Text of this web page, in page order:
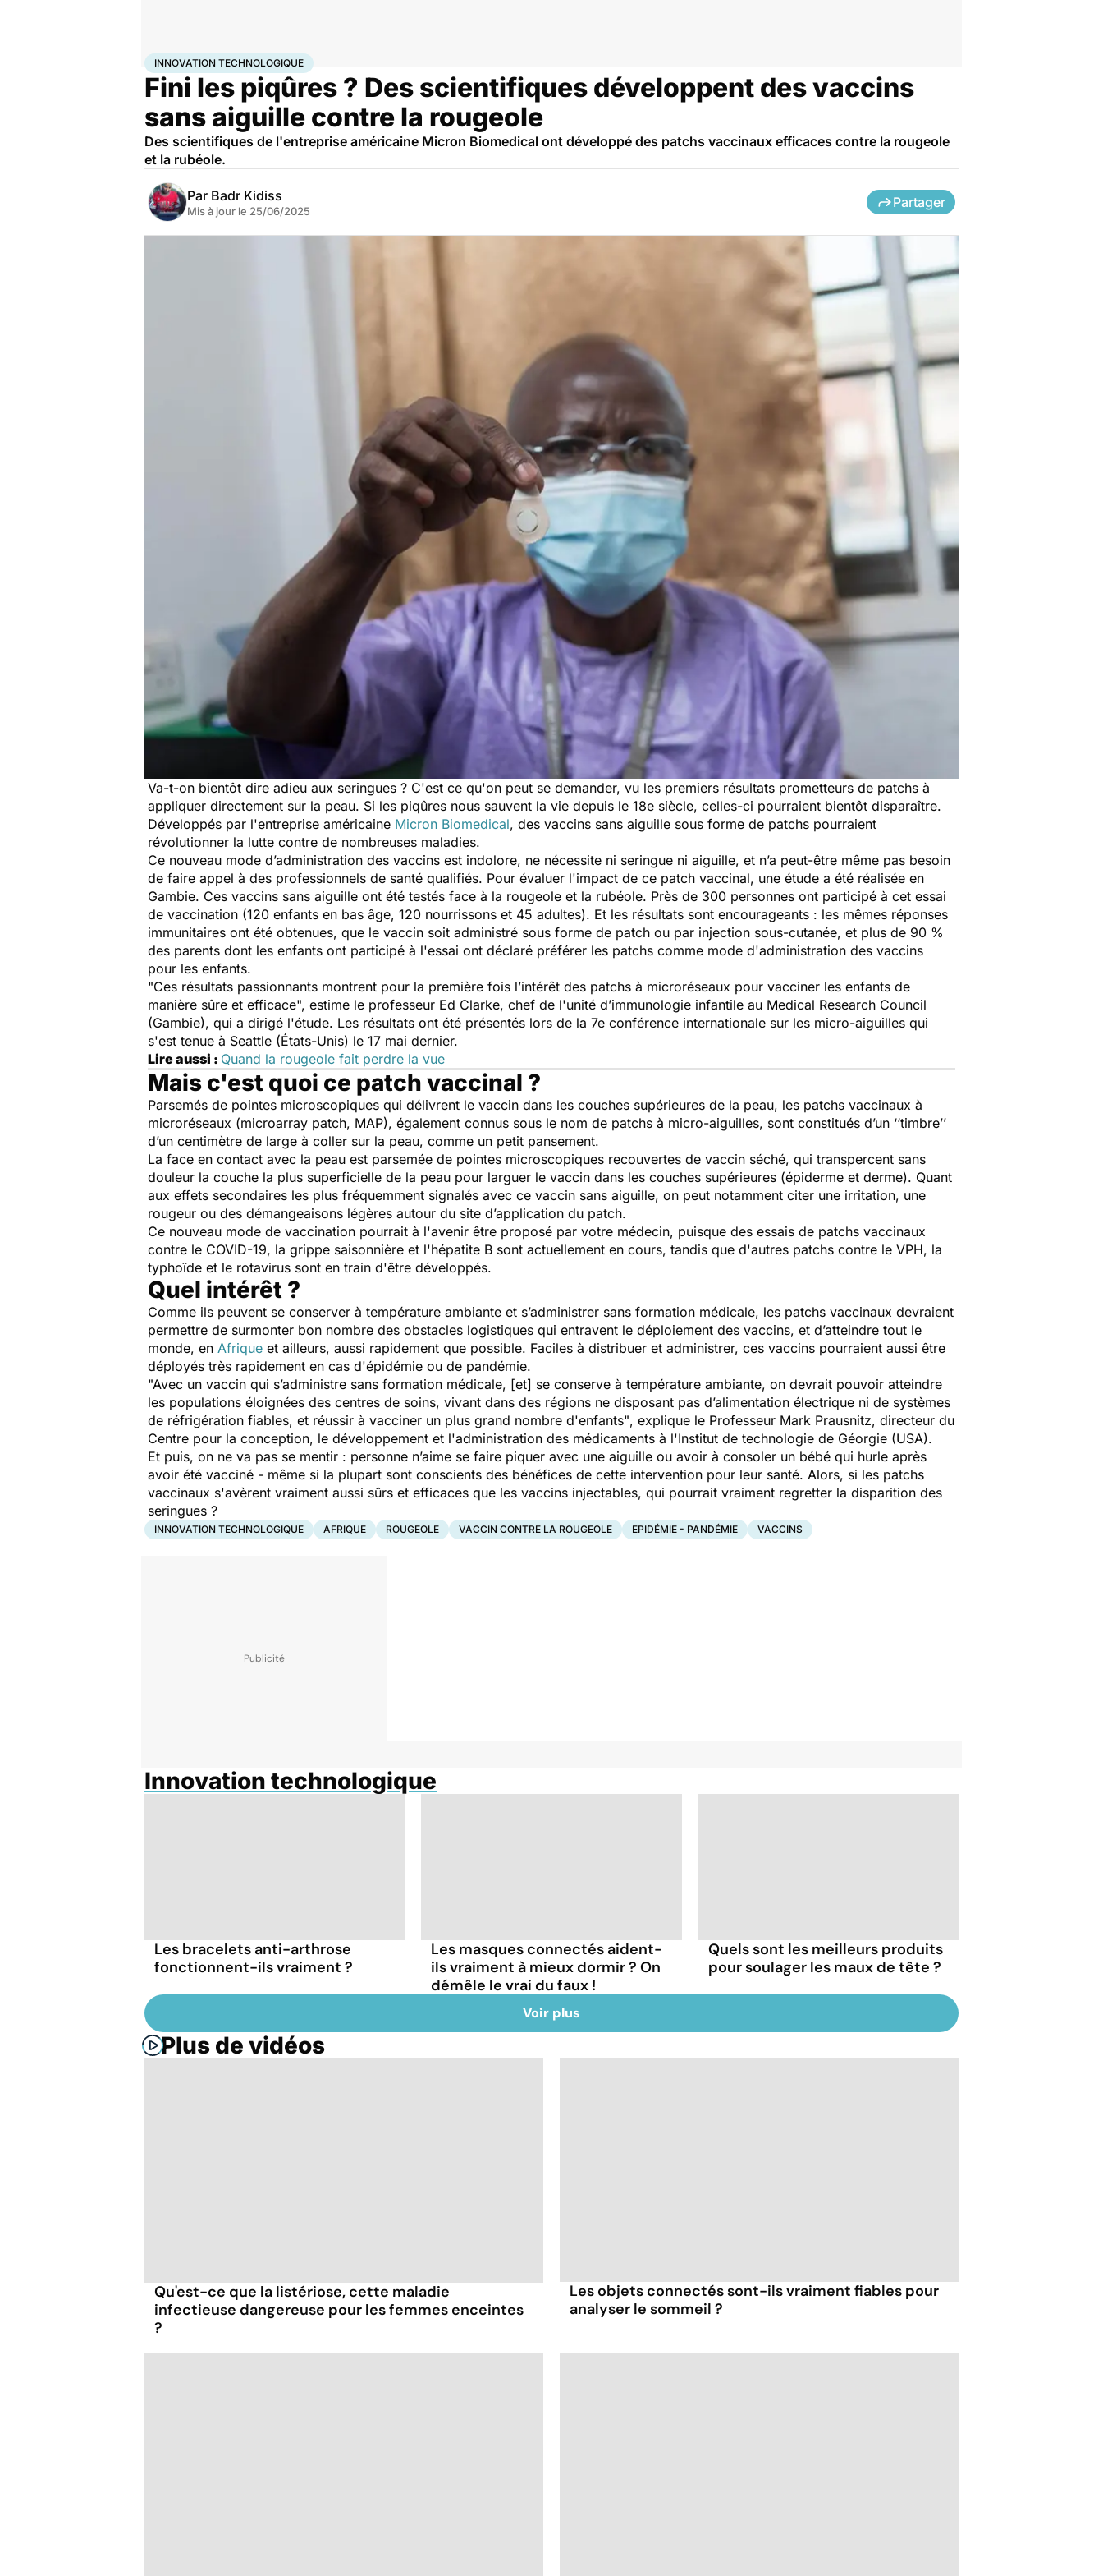
AccueilSantéMédicamentsInnovation technologique
INNOVATION TECHNOLOGIQUE
Fini les piqûres ? Des scientifiques développent des vaccins
sans aiguille contre la rougeole
Des scientifiques de l'entreprise américaine Micron Biomedical ont développé des patchs vaccinaux efficaces contre la rougeole
et la rubéole.
Par Badr Kidiss
Mis à jour le 25/06/2025
Partager
Va-t-on bientôt dire adieu aux seringues ? C'est ce qu'on peut se demander, vu les premiers résultats prometteurs de patchs à
appliquer directement sur la peau. Si les piqûres nous sauvent la vie depuis le 18e siècle, celles-ci pourraient bientôt disparaître.
Développés par l'entreprise américaine Micron Biomedical, des vaccins sans aiguille sous forme de patchs pourraient
révolutionner la lutte contre de nombreuses maladies.
Ce nouveau mode d’administration des vaccins est indolore, ne nécessite ni seringue ni aiguille, et n’a peut-être même pas besoin
de faire appel à des professionnels de santé qualifiés. Pour évaluer l'impact de ce patch vaccinal, une étude a été réalisée en
Gambie. Ces vaccins sans aiguille ont été testés face à la rougeole et la rubéole. Près de 300 personnes ont participé à cet essai
de vaccination (120 enfants en bas âge, 120 nourrissons et 45 adultes). Et les résultats sont encourageants : les mêmes réponses
immunitaires ont été obtenues, que le vaccin soit administré sous forme de patch ou par injection sous-cutanée, et plus de 90 %
des parents dont les enfants ont participé à l'essai ont déclaré préférer les patchs comme mode d'administration des vaccins
pour les enfants.
"Ces résultats passionnants montrent pour la première fois l’intérêt des patchs à microréseaux pour vacciner les enfants de
manière sûre et efficace", estime le professeur Ed Clarke, chef de l'unité d’immunologie infantile au Medical Research Council
(Gambie), qui a dirigé l'étude. Les résultats ont été présentés lors de la 7e conférence internationale sur les micro-aiguilles qui
s'est tenue à Seattle (États-Unis) le 17 mai dernier.
Lire aussi : Quand la rougeole fait perdre la vue
Mais c'est quoi ce patch vaccinal ?
Parsemés de pointes microscopiques qui délivrent le vaccin dans les couches supérieures de la peau, les patchs vaccinaux à
microréseaux (microarray patch, MAP), également connus sous le nom de patchs à micro-aiguilles, sont constitués d’un ‘‘timbre’’
d’un centimètre de large à coller sur la peau, comme un petit pansement.
La face en contact avec la peau est parsemée de pointes microscopiques recouvertes de vaccin séché, qui transpercent sans
douleur la couche la plus superficielle de la peau pour larguer le vaccin dans les couches supérieures (épiderme et derme). Quant
aux effets secondaires les plus fréquemment signalés avec ce vaccin sans aiguille, on peut notamment citer une irritation, une
rougeur ou des démangeaisons légères autour du site d’application du patch.
Ce nouveau mode de vaccination pourrait à l'avenir être proposé par votre médecin, puisque des essais de patchs vaccinaux
contre le COVID-19, la grippe saisonnière et l'hépatite B sont actuellement en cours, tandis que d'autres patchs contre le VPH, la
typhoïde et le rotavirus sont en train d'être développés.
Quel intérêt ?
Comme ils peuvent se conserver à température ambiante et s’administrer sans formation médicale, les patchs vaccinaux devraient
permettre de surmonter bon nombre des obstacles logistiques qui entravent le déploiement des vaccins, et d’atteindre tout le
monde, en Afrique et ailleurs, aussi rapidement que possible. Faciles à distribuer et administrer, ces vaccins pourraient aussi être
déployés très rapidement en cas d'épidémie ou de pandémie.
"Avec un vaccin qui s’administre sans formation médicale, [et] se conserve à température ambiante, on devrait pouvoir atteindre
les populations éloignées des centres de soins, vivant dans des régions ne disposant pas d’alimentation électrique ni de systèmes
de réfrigération fiables, et réussir à vacciner un plus grand nombre d'enfants", explique le Professeur Mark Prausnitz, directeur du
Centre pour la conception, le développement et l'administration des médicaments à l'Institut de technologie de Géorgie (USA).
Et puis, on ne va pas se mentir : personne n’aime se faire piquer avec une aiguille ou avoir à consoler un bébé qui hurle après
avoir été vacciné - même si la plupart sont conscients des bénéfices de cette intervention pour leur santé. Alors, si les patchs
vaccinaux s'avèrent vraiment aussi sûrs et efficaces que les vaccins injectables, qui pourrait vraiment regretter la disparition des
seringues ?
INNOVATION TECHNOLOGIQUE AFRIQUE ROUGEOLE VACCIN CONTRE LA ROUGEOLE EPIDÉMIE - PANDÉMIE VACCINS
Innovation technologique
Les bracelets anti-arthrose
fonctionnent-ils vraiment ?
Les masques connectés aident-
ils vraiment à mieux dormir ? On
démêle le vrai du faux !
Quels sont les meilleurs produits
pour soulager les maux de tête ?
Voir plus
Plus de vidéos
Qu'est-ce que la listériose, cette maladie
infectieuse dangereuse pour les femmes enceintes
?
Les objets connectés sont-ils vraiment fiables pour
analyser le sommeil ?